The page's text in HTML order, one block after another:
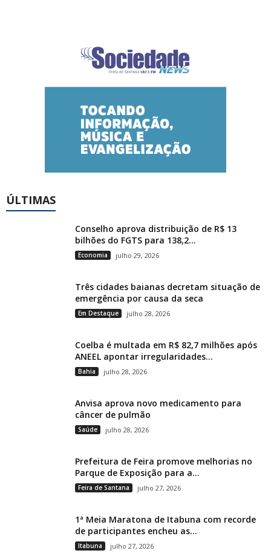
ÚLTIMAS
Conselho aprova distribuição de R$ 13
bilhões do FGTS para 138,2...
Economia julho 29, 2026
Três cidades baianas decretam situação de
emergência por causa da seca
Em Destaque julho 28, 2026
Coelba é multada em R$ 82,7 milhões após
ANEEL apontar irregularidades...
Bahia julho 28, 2026
Anvisa aprova novo medicamento para
câncer de pulmão
Saúde julho 28, 2026
Prefeitura de Feira promove melhorias no
Parque de Exposição para a...
Feira de Santana julho 27, 2026
1ª Meia Maratona de Itabuna com recorde
de participantes encheu as...
Itabuna julho 27, 2026